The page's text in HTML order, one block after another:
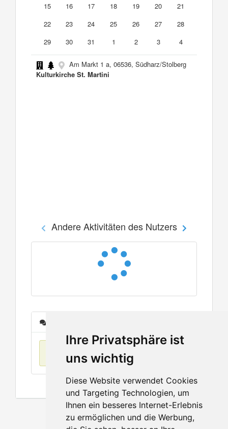
Ihre Privatsphäre ist
uns wichtig
Diese Website verwendet Cookies
und Targeting Technologien, um
Ihnen ein besseres Internet-Erlebnis
zu ermöglichen und die Werbung,
15
16 17 18 19 20
21
22
23 24 25 26 27
28
29
30 31 1 2 3 4
Am Markt 1 a, 06536, Südharz/Stolberg
Kulturkirche St. Martini
Andere Aktivitäten des Nutzers
Keine Einträge